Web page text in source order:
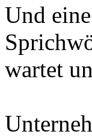
Und
wartet